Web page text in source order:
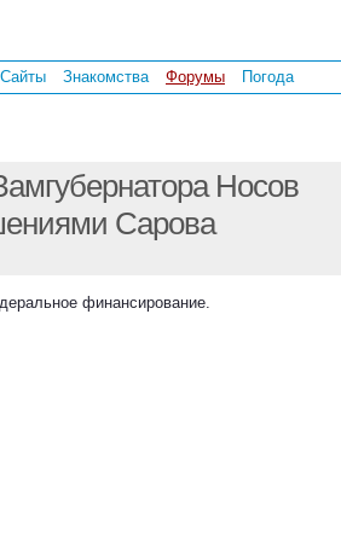
Сайты Знакомства Форумы Погода
Носов
Сарова
финансирование.